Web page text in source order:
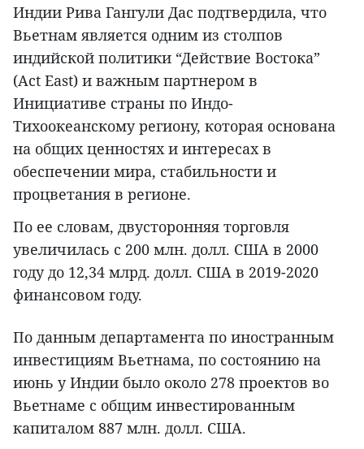
Индии Рива Гангули Дас подтвердила, что
Вьетнам является одним из столпов
индийской политики “Действие Востока”
(Act East) и важным партнером в
Инициативе страны по Индо-
Тихоокеанскому региону, которая основана
на общих ценностях и интересах в
обеспечении мира, стабильности и
процветания в регионе.
По ее словам, двусторонняя торговля
увеличилась с 200 млн. долл. США в 2000
году до 12,34 млрд. долл. США в 2019-2020
финансовом году.
По данным департамента по иностранным
инвестициям Вьетнама, по состоянию на
июнь у Индии было около 278 проектов во
Вьетнаме с общим инвестированным
капиталом 887 млн. долл. США.